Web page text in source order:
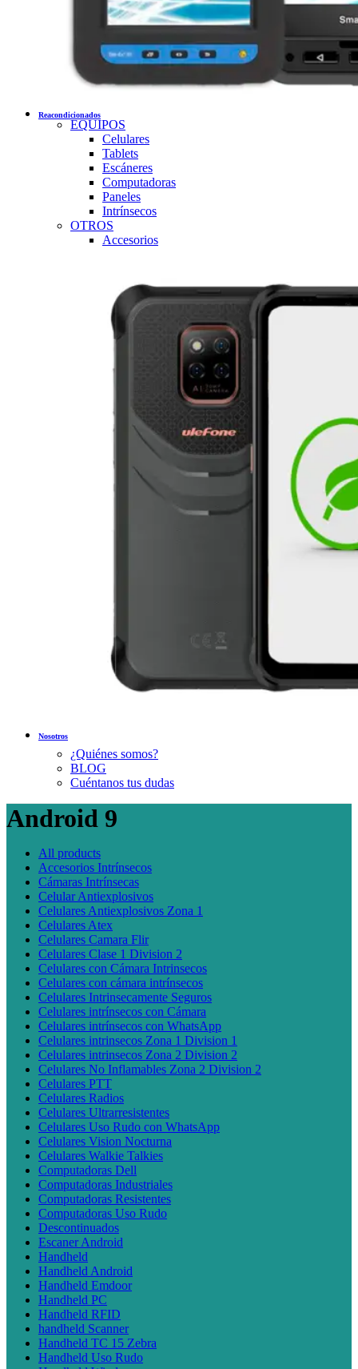
Reacondicionados
EQUIPOS
Celulares
Tablets
Escáneres
Computadoras
Paneles
Intrínsecos
OTROS
Accesorios
Nosotros
¿Quiénes somos?
BLOG
Cuéntanos tus dudas
Android 9
All products
Accesorios Intrínsecos
Cámaras Intrínsecas
Celular Antiexplosivos
Celulares Antiexplosivos Zona 1
Celulares Atex
Celulares Camara Flir
Celulares Clase 1 Division 2
Celulares con Cámara Intrinsecos
Celulares con cámara intrínsecos
Celulares Intrinsecamente Seguros
Celulares intrínsecos con Cámara
Celulares intrínsecos con WhatsApp
Celulares intrinsecos Zona 1 Division 1
Celulares intrinsecos Zona 2 Division 2
Celulares No Inflamables Zona 2 Division 2
Celulares PTT
Celulares Radios
Celulares Ultrarresistentes
Celulares Uso Rudo con WhatsApp
Celulares Vision Nocturna
Celulares Walkie Talkies
Computadoras Dell
Computadoras Industriales
Computadoras Resistentes
Computadoras Uso Rudo
Descontinuados
Escaner Android
Handheld
Handheld Android
Handheld Emdoor
Handheld PC
Handheld RFID
handheld Scanner
Handheld TC 15 Zebra
Handheld Uso Rudo